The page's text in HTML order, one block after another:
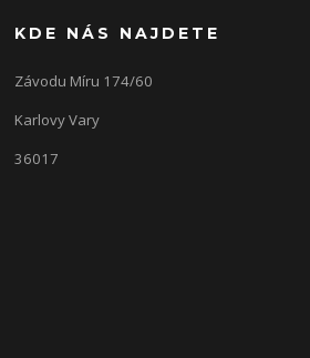
KDE NÁS NAJDETE
Závodu Míru 174/60
Karlovy Vary
36017